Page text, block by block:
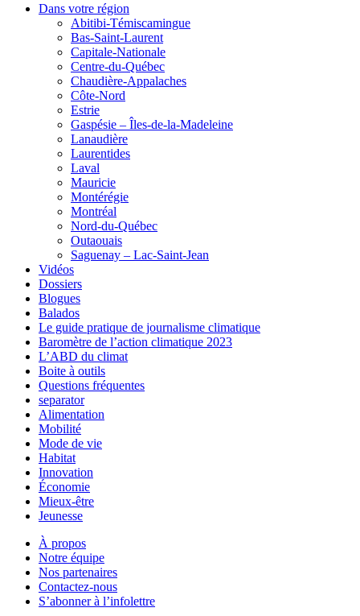
Dans votre région
Abitibi-Témiscamingue
Bas-Saint-Laurent
Capitale-Nationale
Centre-du-Québec
Chaudière-Appalaches
Côte-Nord
Estrie
Gaspésie – Îles-de-la-Madeleine
Lanaudière
Laurentides
Laval
Mauricie
Montérégie
Montréal
Nord-du-Québec
Outaouais
Saguenay – Lac-Saint-Jean
Vidéos
Dossiers
Blogues
Balados
Le guide pratique de journalisme climatique
Baromètre de l’action climatique 2023
L’ABD du climat
Boite à outils
Questions fréquentes
separator
Alimentation
Mobilité
Mode de vie
Habitat
Innovation
Économie
Mieux-être
Jeunesse
À propos
Notre équipe
Nos partenaires
Contactez-nous
S’abonner à l’infolettre